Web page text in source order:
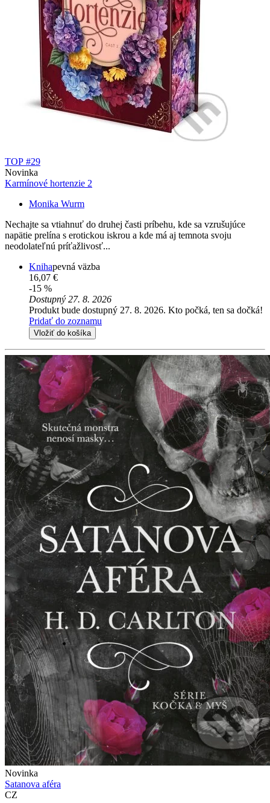
TOP #29
Novinka
Karmínové hortenzie 2
Monika Wurm
Nechajte sa vtiahnuť do druhej časti príbehu, kde sa vzrušujúce
napätie prelína s erotickou iskrou a kde má aj temnota svoju
neodolateľnú príťažlivosť...
Knihapevná väzba
16,07 €
-15 %
Dostupný 27. 8. 2026
Produkt bude dostupný 27. 8. 2026. Kto počká, ten sa dočká!
Pridať do zoznamu
Vložiť do košíka
Novinka
Satanova aféra
CZ